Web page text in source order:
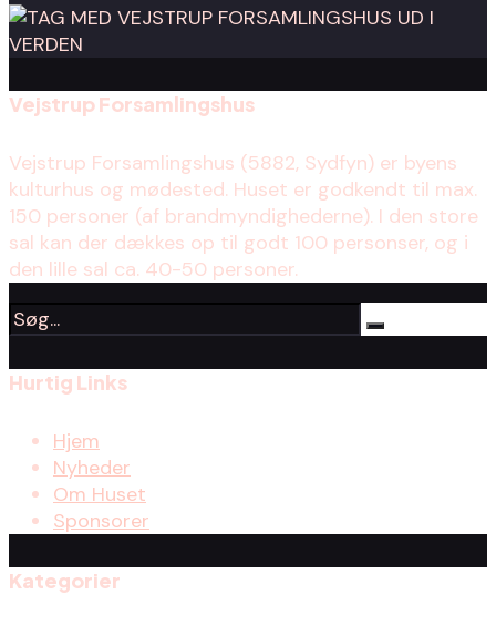
Vejstrup Forsamlingshus
Vejstrup Forsamlingshus (5882, Sydfyn) er byens
kulturhus og mødested. Huset er godkendt til max.
150 personer (af brandmyndighederne). I den store
sal kan der dækkes op til godt 100 personser, og i
den lille sal ca. 40-50 personer.
Hurtig Links
Hjem
Nyheder
Om Huset
Sponsorer
Kategorier